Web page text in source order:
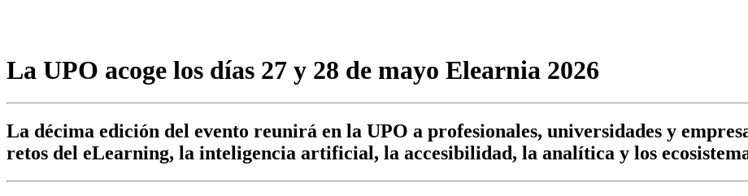
La UPO acoge los días 27 y 28 de mayo Elearnia 2026
La décima edición del evento reunirá en la UPO a profesionales, universidades y
retos del eLearning, la inteligencia artificial, la accesibilidad, la analítica y los